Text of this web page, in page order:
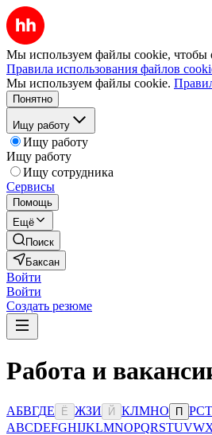
Мы используем файлы cookie, чтобы
Правила использования файлов
Мы используем файлы cookie.
Понятно
Ищу работу
Ищу работу
Ищу работу
Ищу сотрудника
Сервисы
Помощь
Ещё
Поиск
Баксан
Войти
Войти
Создать резюме
Работа и
АБВГДЕ Ё ЖЗИ Й КЛМНО П РСТ
ABCDEFGHIJKLMNOPQRSTUVW